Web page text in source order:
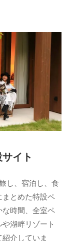
イト
し、宿泊し、食
とめた特設ペ
時間、全室ペ
湖畔リゾート
介していま